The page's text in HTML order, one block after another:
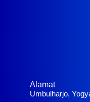
Alamat
Umbulharjo,